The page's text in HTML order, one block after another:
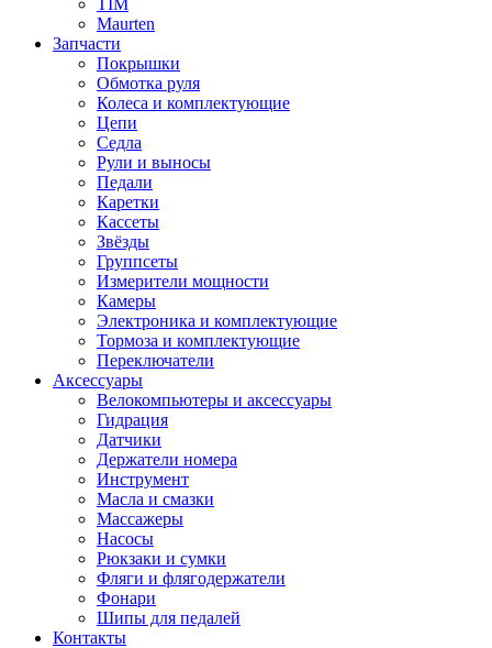
TIM
Maurten
Запчасти
Покрышки
Обмотка руля
Колеса и комплектующие
Цепи
Седла
Рули и выносы
Педали
Каретки
Кассеты
Звёзды
Группсеты
Измерители мощности
Камеры
Электроника и комплектующие
Тормоза и комплектующие
Переключатели
Аксессуары
Велокомпьютеры и аксессуары
Гидрация
Датчики
Держатели номера
Инструмент
Масла и смазки
Массажеры
Насосы
Рюкзаки и сумки
Фляги и флягодержатели
Фонари
Шипы для педалей
Контакты